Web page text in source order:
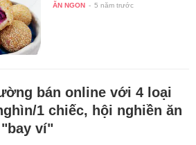
ĂN NGON - 5 năm trước
bán online với 4 loại
1 chiếc, hội nghiền ăn
ví"